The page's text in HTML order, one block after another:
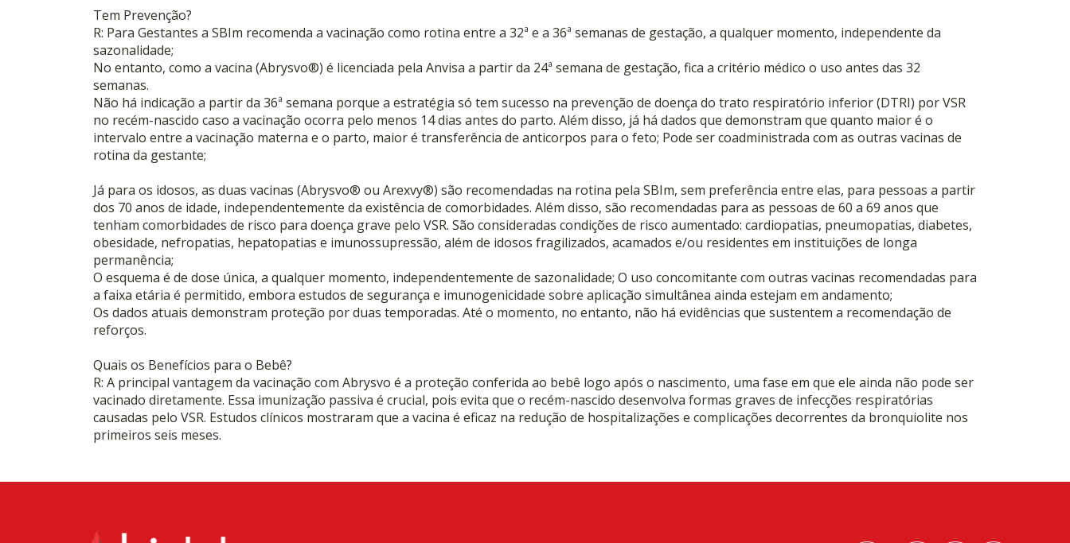
Tem Prevenção?
R: Para Gestantes a SBIm recomenda a vacinação como rotina entre a 32ª e a 36ª semanas de gestação, a qualquer momento, independente da
sazonalidade;
No entanto, como a vacina (Abrysvo®) é licenciada pela Anvisa a partir da 24ª semana de gestação, fica a critério médico o uso antes das 32
semanas.
Não há indicação a partir da 36ª semana porque a estratégia só tem sucesso na prevenção de doença do trato respiratório inferior (DTRI) por VSR
no recém-nascido caso a vacinação ocorra pelo menos 14 dias antes do parto. Além disso, já há dados que demonstram que quanto maior é o
intervalo entre a vacinação materna e o parto, maior é transferência de anticorpos para o feto; Pode ser coadministrada com as outras vacinas de
rotina da gestante;
Já para os idosos, as duas vacinas (Abrysvo® ou Arexvy®) são recomendadas na rotina pela SBIm, sem preferência entre elas, para pessoas a partir
dos 70 anos de idade, independentemente da existência de comorbidades. Além disso, são recomendadas para as pessoas de 60 a 69 anos que
tenham comorbidades de risco para doença grave pelo VSR. São consideradas condições de risco aumentado: cardiopatias, pneumopatias, diabetes,
obesidade, nefropatias, hepatopatias e imunossupressão, além de idosos fragilizados, acamados e/ou residentes em instituições de longa
permanência;
O esquema é de dose única, a qualquer momento, independentemente de sazonalidade; O uso concomitante com outras vacinas recomendadas para
a faixa etária é permitido, embora estudos de segurança e imunogenicidade sobre aplicação simultânea ainda estejam em andamento;
Os dados atuais demonstram proteção por duas temporadas. Até o momento, no entanto, não há evidências que sustentem a recomendação de
reforços.
Quais os Benefícios para o Bebê?
R: A principal vantagem da vacinação com Abrysvo é a proteção conferida ao bebê logo após o nascimento, uma fase em que ele ainda não pode ser
vacinado diretamente. Essa imunização passiva é crucial, pois evita que o recém-nascido desenvolva formas graves de infecções respiratórias
causadas pelo VSR. Estudos clínicos mostraram que a vacina é eficaz na redução de hospitalizações e complicações decorrentes da bronquiolite nos
primeiros seis meses.